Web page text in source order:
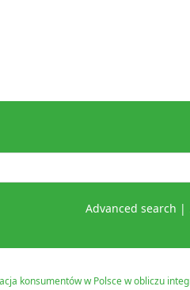
Advanced search
konsumentów w Polsce w obliczu